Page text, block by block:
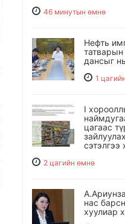
46 минутын өмнө
Нефть
татварын
дансыг
1
I
цагаас
сэтэлгээ
2 цагийн өмнө
нас
хуулиар